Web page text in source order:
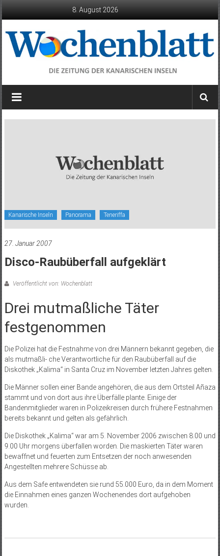
8. August 2026
Wochenblatt
die
Kanarische Inseln Panorama Teneriffa
27. Januar 2007
Disco-Raubüberfall aufgeklärt
Veröffentlicht von: Wochenblatt
Drei mutmaßliche Täter
festgenommen
Die Polizei hat die Festnahme von drei Männern bekannt gegeben, die
als mutmaßli- che Verantwortliche für den Raubüberfall auf die
Diskothek „Kalima“ in Santa Cruz im November letzten Jahres gelten.
Die Männer sollen einer Bande angehören, die aus dem Ortsteil Añaza
stammt und von dort aus ihre Überfälle plante. Einige der
Bandenmitglieder waren in Polizeikreisen durch frühere Festnahmen
bereits bekannt und gelten als gefährlich.
Die Diskothek „Kalima“ war am 5. November 2006 zwischen 8.00 und
9.00 Uhr morgens überfallen worden. Die maskierten Täter waren
bewaffnet und feuerten zum Entsetzen der noch anwesenden
Angestellten mehrere Schüsse ab.
Aus dem Safe entwendeten sie rund 55.000 Euro, da in dem Moment
die Einnahmen eines ganzen Wochenendes dort aufgehoben
wurden.